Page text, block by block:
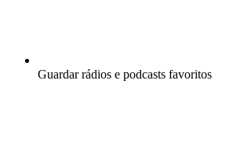
Guardar rádios e podcasts favoritos